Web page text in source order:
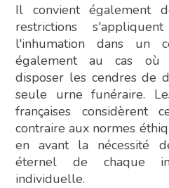
Il convient également
restrictions
l'inhumation dans un
également au cas où
disposer les cendres de
seule urne funéraire.
françaises considèrent
contraire aux normes
en avant la nécessité
éternel de chaque
individuelle.